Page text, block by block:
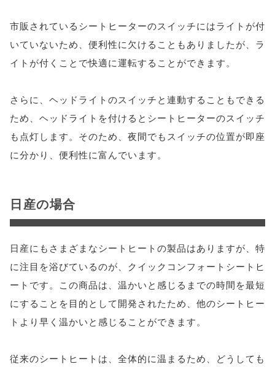
市販されているシートヒーターのスイッチにはライトが付
いていないため、便利性に欠けることもありましたが、ラ
イトが付くことで快適に運転することができます。
さらに、ヘッドライトのスイッチと連動することもできる
ため、ヘッドライトを付けるとシートヒーターのスイッチ
も点灯します。そのため、夜間でもスイッチの位置が即座
に分かり、便利性に富んでいます。
日産の場合
日産にもさまざまなシートヒートの製品はありますが、特
に注目を浴びているのが、クイックコンフォートシートヒ
ートです。この商品は、温かいと感じるまでの時間を最短
にすることを目的として開発されたため、他のシートヒー
トより早く温かいと感じることができます。
従来のシートヒートは、全体的に温まるため、どうしても